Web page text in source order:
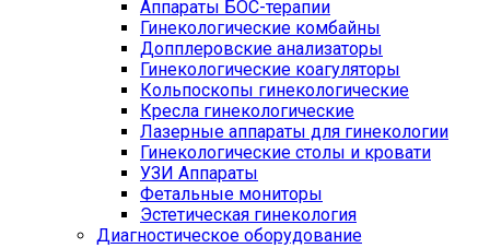
Аппараты БОС-терапии
Гинекологические комбайны
Допплеровские анализаторы
Гинекологические коагуляторы
Кольпоскопы гинекологические
Кресла гинекологические
Лазерные аппараты для гинекологии
Гинекологические столы и кровати
УЗИ Аппараты
Фетальные мониторы
Эстетическая гинекология
Диагностическое оборудование